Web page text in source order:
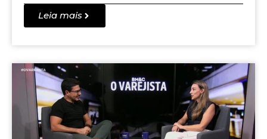
Leia mais